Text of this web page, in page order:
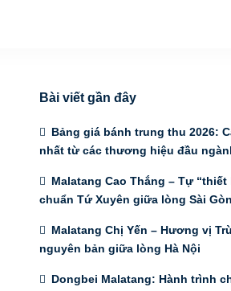
Bài viết gần đây
Bảng giá bánh trung thu 2026:
nhất từ các thương hiệu đầu
Malatang Cao Thắng – Tự “thiết
chuẩn Tứ Xuyên giữa lòng Sài Gòn
Malatang Chị Yến – Hương vị
nguyên bản giữa lòng Hà Nội
Dongbei Malatang: Hành trình